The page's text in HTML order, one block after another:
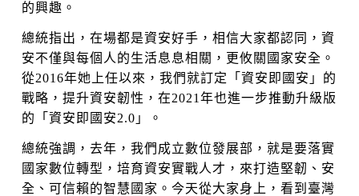
的興趣。
總統指出，在場都是資安好手，相信大家都認同，資
安不僅與每個人的生活息息相關，更攸關國家安全。
從2016年她上任以來，我們就訂定「資安即國安」的
戰略，提升資安韌性，在2021年也進一步推動升級版
的「資安即國安2.0」。
總統強調，去年，我們成立數位發展部，就是要落實
國家數位轉型，培育資安實戰人才，來打造堅韌、安
全、可信賴的智慧國家。今天從大家身上，看到臺灣